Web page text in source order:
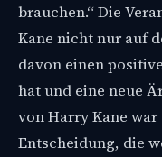
brauchen.“ Die
Kane nicht nur auf
davon einen
hat und eine neue
von Harry Kane
Entscheidung, die